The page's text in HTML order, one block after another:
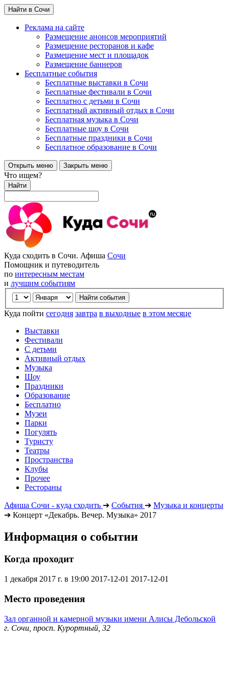
Найти в Сочи
Реклама на сайте
Размещение анонсов мероприятий
Размещение ресторанов и кафе
Размещение мест и площадок
Размещение баннеров
Бесплатные события
Бесплатные выставки в Сочи
Бесплатные фестивали в Сочи
Бесплатно с детьми в Сочи
Бесплатный активный отдых в Сочи
Бесплатная музыка в Сочи
Бесплатные шоу в Сочи
Бесплатные праздники в Сочи
Бесплатное образование в Сочи
Открыть меню Закрыть меню
Что ищем?
Найти
Куда сходить в Сочи. Афиша Сочи
Помощник и путеводитель
по интересным местам
и лучшим событиям
Куда пойти сегодня завтра в выходные в этом месяце
Выставки
Фестивали
С детьми
Активный отдых
Музыка
Шоу
Праздники
Образование
Бесплатно
Музеи
Парки
Погулять
Туристу
Театры
Пространства
Клубы
Прочее
Рестораны
Афиша Сочи - куда сходить ➔ События ➔ Музыка и концерты
➔ Концерт «Декабрь. Вечер. Музыка» 2017
Информация о событии
Когда проходит
1 декабря 2017 г. в 19:00 2017-12-01 2017-12-01
Место проведения
Зал органной и камерной музыки имени Алисы Дебольской
г. Сочи, просп. Курортный, 32